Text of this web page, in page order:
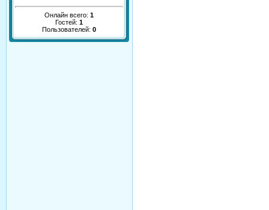
Онлайн всего: 1
Гостей: 1
Пользователей: 0